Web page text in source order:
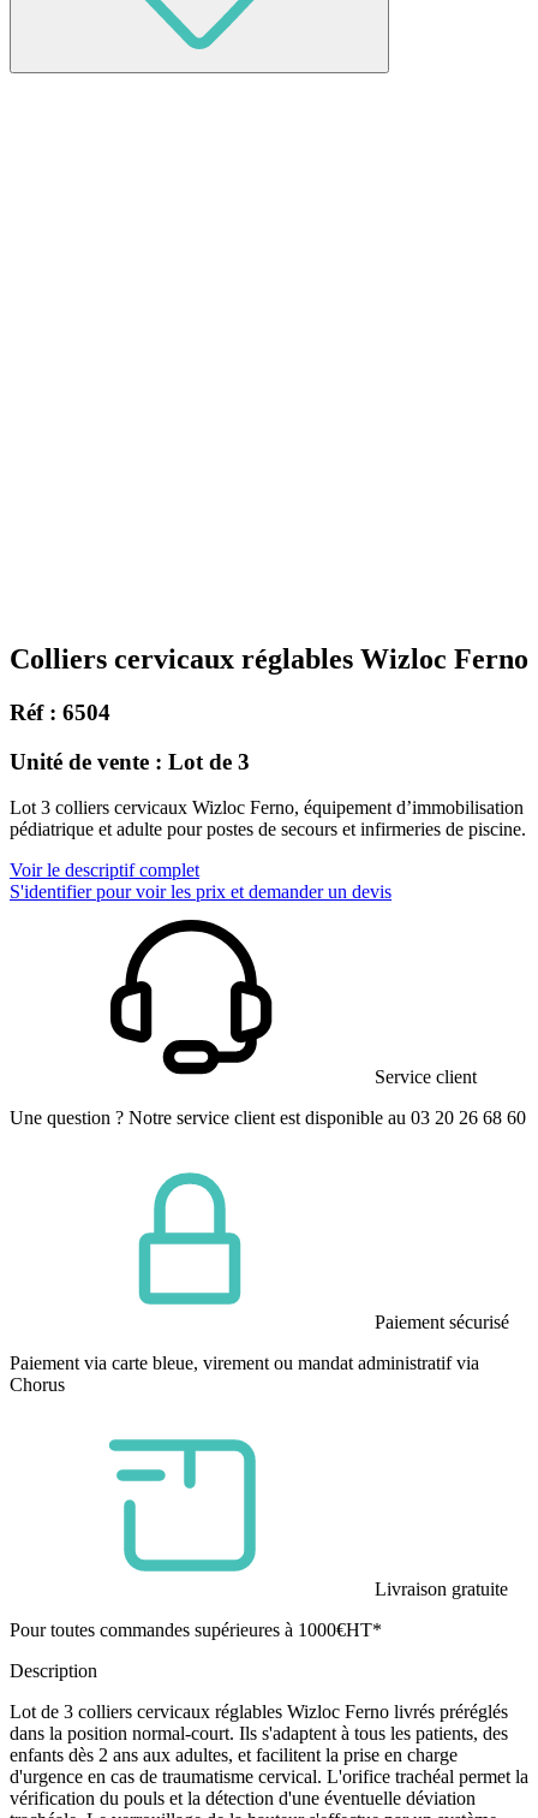
Colliers cervicaux réglables Wizloc Ferno
Réf : 6504
Unité de vente : Lot de 3
Lot 3 colliers cervicaux Wizloc Ferno, équipement d’immobilisation
pédiatrique et adulte pour postes de secours et infirmeries de piscine.
Voir le descriptif complet
S'identifier pour voir les prix et demander un devis
Service client
Une question ? Notre service client est disponible au 03 20 26 68 60
Paiement sécurisé
Paiement via carte bleue, virement ou mandat administratif via
Chorus
Livraison gratuite
Pour toutes commandes supérieures à 1000€HT*
Description
Lot de 3 colliers cervicaux réglables Wizloc Ferno livrés préréglés
dans la position normal-court. Ils s'adaptent à tous les patients, des
enfants dès 2 ans aux adultes, et facilitent la prise en charge
d'urgence en cas de traumatisme cervical. L'orifice trachéal permet la
vérification du pouls et la détection d'une éventuelle déviation